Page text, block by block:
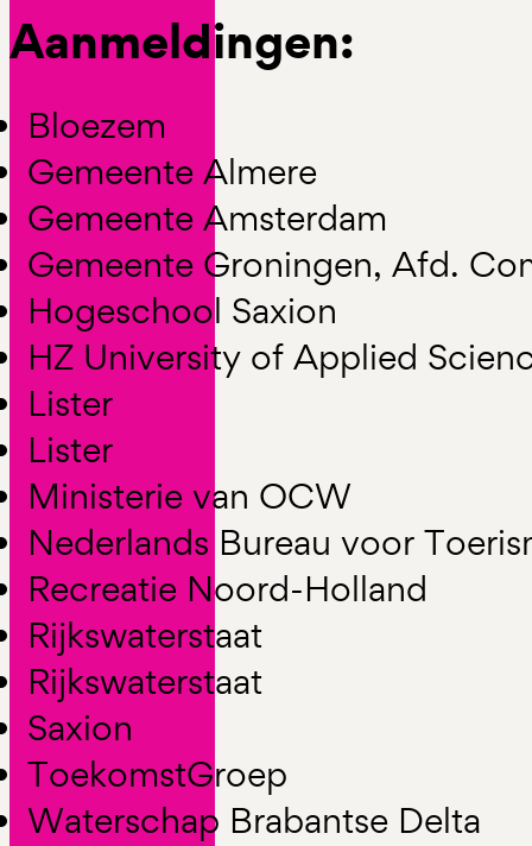
Aanmeldingen:
Bloezem
Gemeente Almere
Gemeente Amsterdam
Gemeente Groningen, Afd.
Hogeschool Saxion
HZ University of Applied
Lister
Lister
Ministerie van OCW
Nederlands Bureau voor
Recreatie Noord-Holland
Rijkswaterstaat
Rijkswaterstaat
Saxion
ToekomstGroep
Waterschap Brabantse Delta